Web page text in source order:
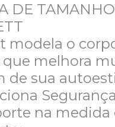
DE
modela o
que melhora
de sua
na medida